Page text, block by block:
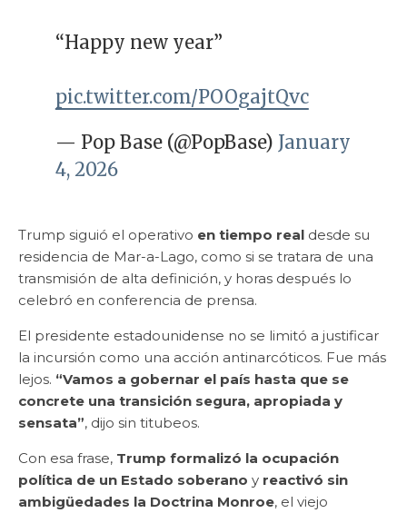
“Happy new year”
pic.twitter.com/POOgajtQvc
— Pop Base (@PopBase) January
4, 2026
Trump siguió el operativo en tiempo real desde su
residencia de Mar-a-Lago, como si se tratara de una
transmisión de alta definición, y horas después lo
celebró en conferencia de prensa.
El presidente estadounidense no se limitó a justificar
la incursión como una acción antinarcóticos. Fue más
lejos. “Vamos a gobernar el país hasta que se
concrete una transición segura, apropiada y
sensata”, dijo sin titubeos.
Con esa frase, Trump formalizó la ocupación
política de un Estado soberano y reactivó sin
ambigüedades la Doctrina Monroe, el viejo